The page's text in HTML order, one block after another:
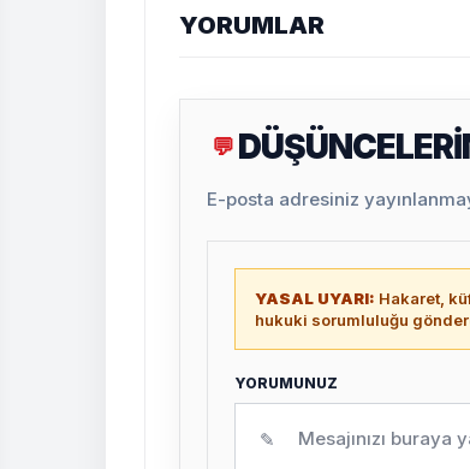
YORUMLAR
💬
E-posta adresiniz
YASAL UYARI: Hakaret,
hukuki sorumluluğu
YORUMUNUZ
✎